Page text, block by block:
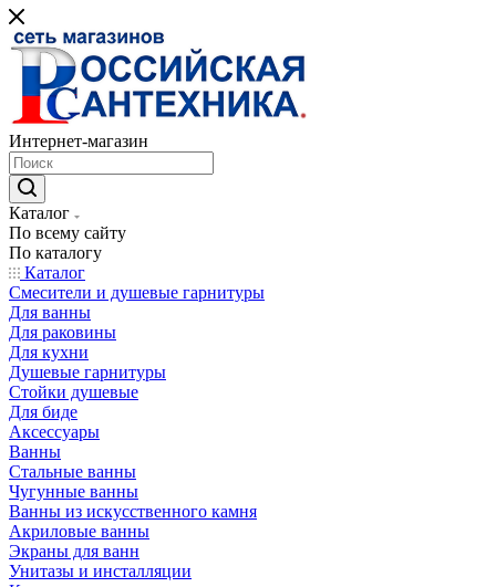
Интернет-магазин
Каталог
По всему сайту
По каталогу
Каталог
Смесители и душевые гарнитуры
Для ванны
Для раковины
Для кухни
Душевые гарнитуры
Стойки душевые
Для биде
Аксессуары
Ванны
Стальные ванны
Чугунные ванны
Ванны из искусственного камня
Акриловые ванны
Экраны для ванн
Унитазы и инсталляции